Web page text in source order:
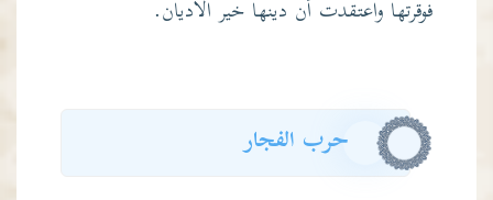
فوقرتها واعتقدت أن دينها خير الأديان.
حرب الفجار